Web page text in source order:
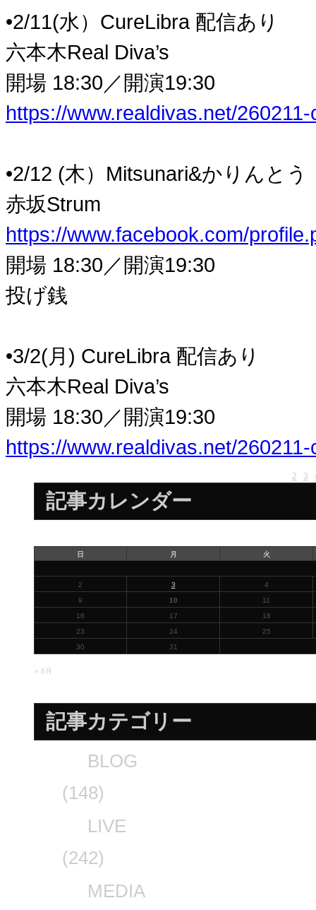
•2/11(水）CureLibra 配信あり
六本木Real Diva’s
開場 18:30／開演19:30
https://www.realdivas.net/
•2/12 (木）Mitsunari&かりんとう
赤坂Strum
https://www.facebook.com/
開場 18:30／開演19:30
投げ銭
•3/2(月) CureLibra 配信あり
六本木Real Diva’s
開場 18:30／開演19:30
https://www.realdivas.net/
2 3
記事カレンダー
日 月 火
« 6月
2 3
4
9
10
11
16
17
18
23
24
25
30
31
記事カテゴリー
BLOG
(148)
LIVE
(242)
MEDIA